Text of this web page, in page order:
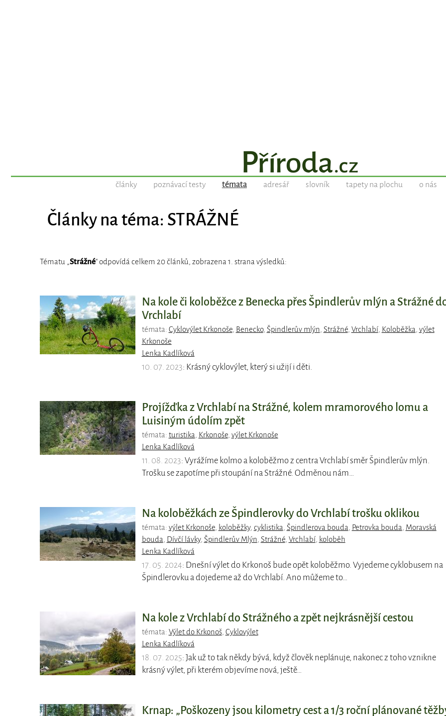
články poznávací testy témata adresář slovník tapety na plochu o nás
Články na téma: STRÁŽNÉ
Tématu „ Strážné“ odpovídá celkem 20 článků, zobrazena 1. strana výsledků:
Na kole či koloběžce z Benecka přes Špindlerův mlýn a Strážné
Vrchlabí
témata: Cyklovýlet Krkonoše, Benecko, Špindlerův mlýn Strážné, Vrchlabí, Koloběžka výlet
Krkonoše
Lenka Kadlíková
10. 07. 2023: Krásný cyklovýlet, který si užijí i děti.
Projížďka z Vrchlabí na Strážné, kolem mramorového lomu a
Luisiným údolím zpět
témata: turistika Krkonoše, výlet Krkonoše
Lenka Kadlíková
11. 08. 2023: Vyrážíme kolmo a koloběžmo z centra Vrchlabí směr Špindlerův mlýn.
Trošku se zapotíme při stoupání na Strážné. Odměnou nám…
Na koloběžkách ze Špindlerovky do Vrchlabí trošku oklikou
témata: výlet Krkonoše, koloběžky, cyklistika Špindlerova bouda Petrovka bouda
Moravská
bouda
Dívčí lávky, Špindlerův Mlýn Strážné, Vrchlabí,
koloběh
Lenka Kadlíková
17. 05. 2024: Dnešní výlet do Krkonoš bude opět koloběžmo. Vyjedeme cyklobusem na
Špindlerovku a dojedeme až do Vrchlabí. Ano můžeme to…
Na kole z Vrchlabí do Strážného a zpět nejkrásnější cestou
témata: Výlet do Krkonoš, Cyklovýlet
Lenka Kadlíková
18. 07. 2025: Jak už to tak někdy bývá, když člověk neplánuje, nakonec z toho vznikne
krásný výlet, při kterém objevíme nová, ještě…
Krnap: „Poškozeny jsou kilometry cest a 1/3 roční plánované